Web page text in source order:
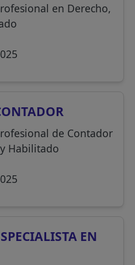
en Derecho,
de Contador
Habilitado
EN